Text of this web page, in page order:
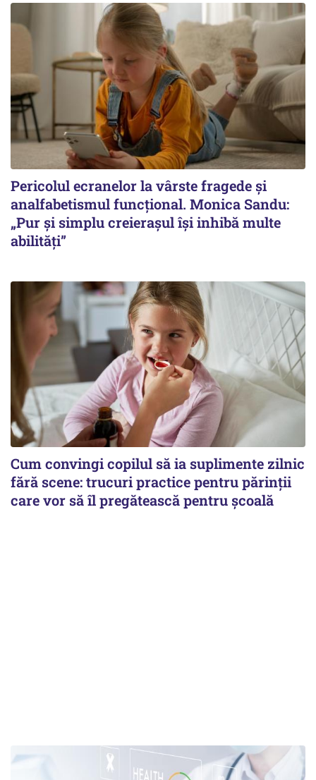
Pericolul ecranelor la vârste fragede și
analfabetismul funcțional. Monica Sandu:
„Pur și simplu creierașul își inhibă multe
abilități”
Cum convingi copilul să ia suplimente zilnic
fără scene: trucuri practice pentru părinții
care vor să îl pregătească pentru școală